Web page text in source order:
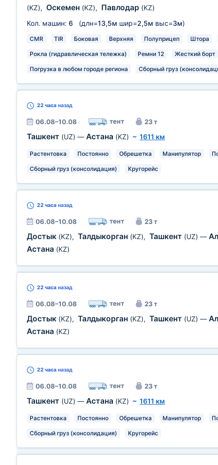
(KZ), Оскемен (KZ), Павлодар (KZ)
Кол. машин: 6 (длн=13,5м шир=2,5м выс=3м)
CMR TIR Боковая Верхняя Полуприцеп Штора
Рокла (гидравлическая тележка) Ремни 12 Жесткий борт
Погрузка в любом городе региона Сборный груз
22 часа назад
06.08–10.08 тент 23 т
Ташкент (UZ) — Астана (KZ) ~ 1611 км
Растентовка Постоянно Обрешетка Манипулятор
Сборный груз (консолидация) Кругорейс
22 часа назад
06.08–10.08 тент 23 т
Достык (KZ), Талдыкорган (KZ), Ташкент (UZ) —
Астана (KZ)
22 часа назад
06.08–10.08 тент 23 т
Достык (KZ), Талдыкорган (KZ), Ташкент (UZ) —
Астана (KZ)
22 часа назад
06.08–10.08 тент 23 т
Ташкент (UZ) — Астана (KZ) ~ 1611 км
Растентовка Постоянно Обрешетка Манипулятор
Сборный груз (консолидация) Кругорейс